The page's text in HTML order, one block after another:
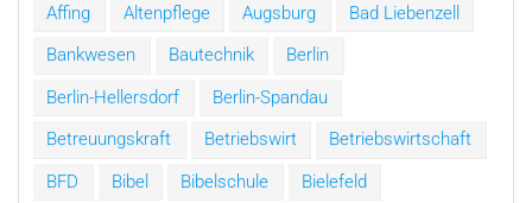
Affing Altenpflege Augsburg
Bad Liebenzell
Bankwesen
Bautechnik
Berlin
Berlin-Hellersdorf
Berlin-Spandau
Betreuungskraft
Betriebswirt
Betriebswirtschaft
BFD
Bibel Bibelschule
Bielefeld